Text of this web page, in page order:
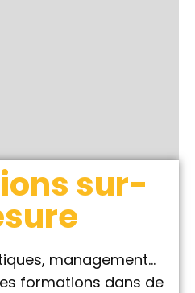
sur-
management…
formations dans de